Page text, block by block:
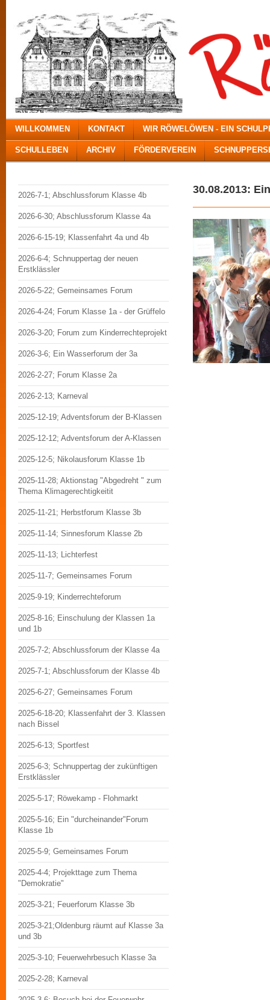
WILLKOMMEN KONTAKT WIR RÖWELÖWEN - EIN
SCHULLEBEN ARCHIV FÖRDERVEREIN
2026-7-1; Abschlussforum Klasse 4b
2026-6-30; Abschlussforum Klasse 4a
2026-6-15-19; Klassenfahrt 4a und 4b
2026-6-4; Schnuppertag der neuen
Erstklässler
2026-5-22; Gemeinsames Forum
2026-4-24; Forum Klasse 1a - der Grüffelo
2026-3-20; Forum zum Kinderrechteprojekt
2026-3-6; Ein Wasserforum der 3a
2026-2-27; Forum Klasse 2a
2026-2-13; Karneval
2025-12-19; Adventsforum der B-Klassen
2025-12-12; Adventsforum der A-Klassen
2025-12-5; Nikolausforum Klasse 1b
2025-11-28; Aktionstag "Abgedreht " zum
Thema Klimagerechtigkeitit
2025-11-21; Herbstforum Klasse 3b
2025-11-14; Sinnesforum Klasse 2b
2025-11-13; Lichterfest
2025-11-7; Gemeinsames Forum
2025-9-19; Kinderrechteforum
2025-8-16; Einschulung der Klassen 1a
und 1b
2025-7-2; Abschlussforum der Klasse 4a
2025-7-1; Abschlussforum der Klasse 4b
2025-6-27; Gemeinsames Forum
2025-6-18-20; Klassenfahrt der 3. Klassen
nach Bissel
2025-6-13; Sportfest
2025-6-3; Schnuppertag der zukünftigen
Erstklässler
2025-5-17; Röwekamp - Flohmarkt
2025-5-16; Ein "durcheinander"Forum
Klasse 1b
2025-5-9; Gemeinsames Forum
2025-4-4; Projekttage zum Thema
"Demokratie"
2025-3-21; Feuerforum Klasse 3b
2025-3-21;Oldenburg räumt auf Klasse 3a
und 3b
2025-3-10; Feuerwehrbesuch Klasse 3a
2025-2-28; Karneval
30.08.2013: